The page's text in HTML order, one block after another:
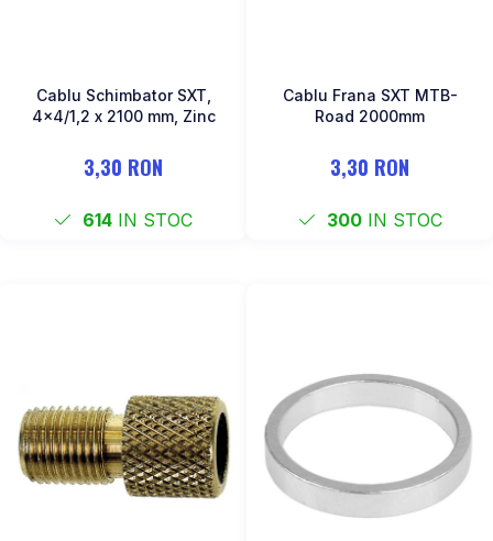
Cablu Schimbator SXT,
4×4/1,2 x 2100 mm, Zinc
3,30 RON
614 IN STOC
Cablu Frana SXT MTB-
Road 2000mm
3,30 RON
300IN STOC